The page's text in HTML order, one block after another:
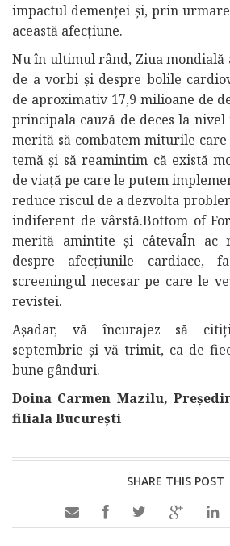
impactul demenței și, prin
această afecțiune.
Nu în ultimul rând, Ziua mondială
de a vorbi și despre bolile
de aproximativ 17,9 milioane de
principala cauză de deces la
merită să combatem miturile care
temă și să reamintim că există
de viață pe care le putem
reduce riscul de a dezvolta
indiferent de vârstă.Bottom of
merită amintite și câtevaÎn ac
despre afecțiunile cardiace,
screeningul necesar pe care le
revistei.
Așadar, vă încurajez să
septembrie și vă trimit, ca de
bune gânduri.
Doina Carmen Mazilu,
filiala București
SHARE THIS POST